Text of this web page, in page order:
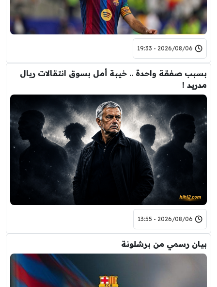
2026/08/06 - 19:33
بسبب صفقة واحدة .. خيبة أمل بسوق انتقالات ريال
مدريد !
2026/08/06 - 13:55
بيان رسمي من برشلونة